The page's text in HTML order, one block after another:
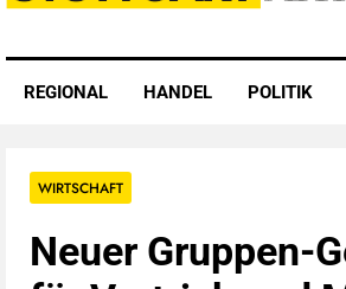
Stuttgart
REGIONAL HANDEL POLITIK
WIRTSCHAFT
Neuer Gruppen-